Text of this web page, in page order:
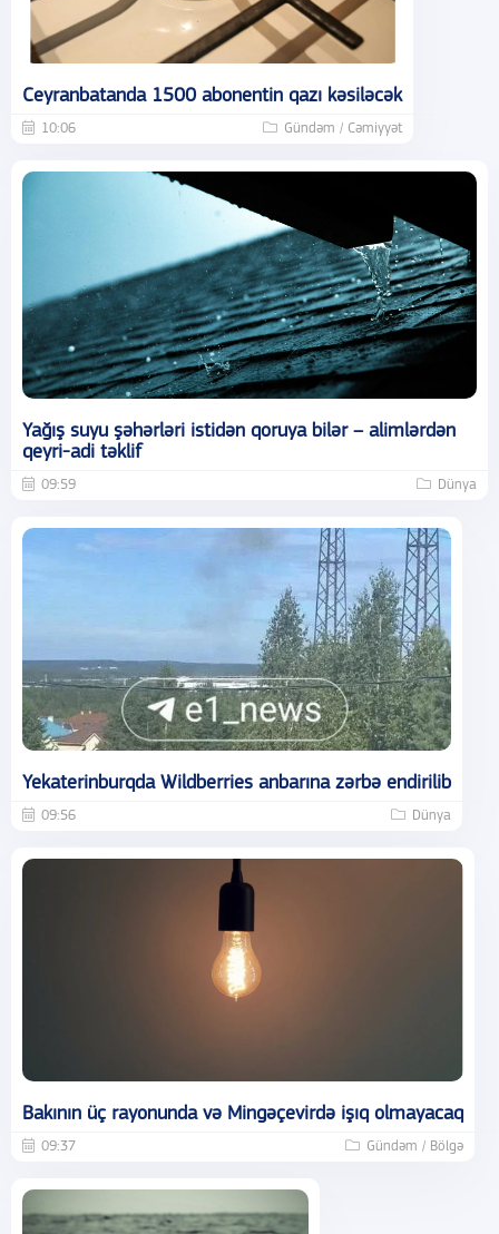
Ceyranbatanda 1500 abonentin qazı kəsiləcək
10:06 Gündəm / Cəmiyyət
Yağış suyu şəhərləri istidən qoruya bilər – alimlərdən
qeyri-adi təklif
09:59 Dünya
Yekaterinburqda Wildberries anbarına zərbə endirilib
09:56 Dünya
Bakının üç rayonunda və Mingəçevirdə işıq olmayacaq
09:37 Gündəm / Bölgə